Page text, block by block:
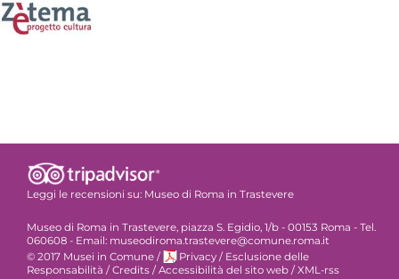
Leggi le recensioni su: Museo di Roma in Trastevere
Museo di Roma in Trastevere, piazza S. Egidio, 1/b - 00153 Roma - Tel.
060608 - Email: museodiroma.trastevere@comune.roma.it
© 2017 Musei in Comune / Privacy / Esclusione delle
Responsabilità / Credits / Accessibilità del sito web / XML-rss